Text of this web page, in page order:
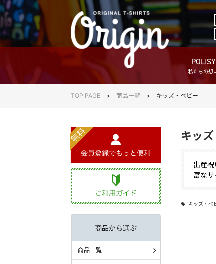
POLISY
私たちの想
TOP PAGE 商品一覧 キッズ・ベビー
キッ
出産
富な
キッズ・ベ
商品から選ぶ
商品一覧